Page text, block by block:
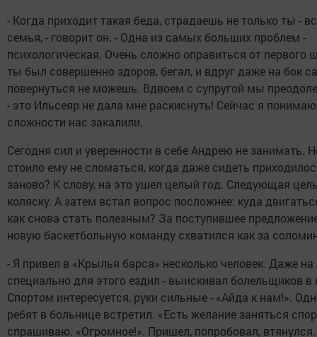
- Когда приходит такая беда, страдаешь не только ты -
семья, - говорит он. - Одна из самых больших проблем -
психологическая. Очень сложно оправиться от первого
ты был совершенно здоров, бегал, и вдруг даже на бок
повернуться не можешь. Вдвоем с супругой мы
- это Ильсеяр не дала мне раскиснуть! Сейчас я
сложности нас закалили.
Сегодня сил и уверенности в себе Андрею не занимать.
стоило ему не сломаться, когда даже сидеть
заново? К слову, на это ушел целый год. Следующая
коляску. А затем встал вопрос посложнее: куда
как снова стать полезным? За поступившее
новую баскетбольную команду схватился как за
- Я привел в «Крылья барса» несколько человек. Даже на
специально для этого ездил - выискивал болельщиков в
Спортом интересуется, руки сильные - «Айда к нам!».
ребят в больнице встретил. «Есть желание заняться
спрашиваю. «Огромное!». Пришел, попробовал, втянулся.